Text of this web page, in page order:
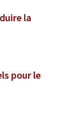
la
pour le